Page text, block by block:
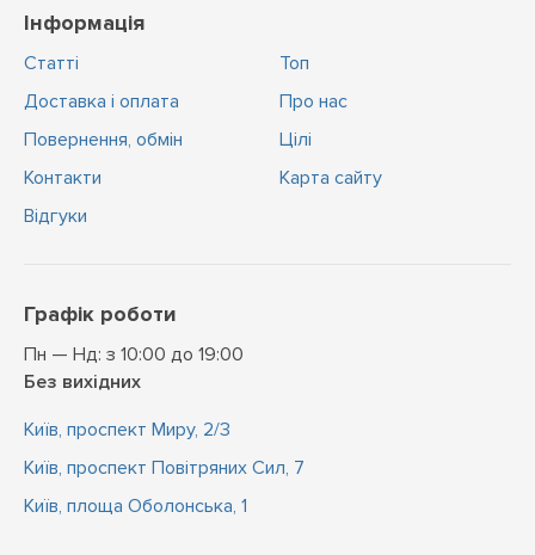
Інформація
Статті
Доставка і оплата
Повернення, обмін
Контакти
Відгуки
Топ
Про нас
Цiлi
Карта сайту
Графік роботи
Пн — Нд: з 10:00 до 19:00
Без вихідних
Київ, проспект Миру, 2/3
Київ, проспект Повітряних Сил, 7
Київ, площа Оболонська, 1